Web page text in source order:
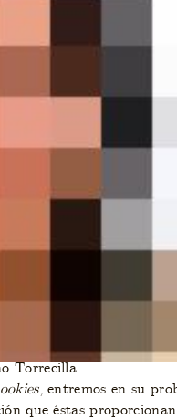
Torrecilla
, entremos en su
que éstas